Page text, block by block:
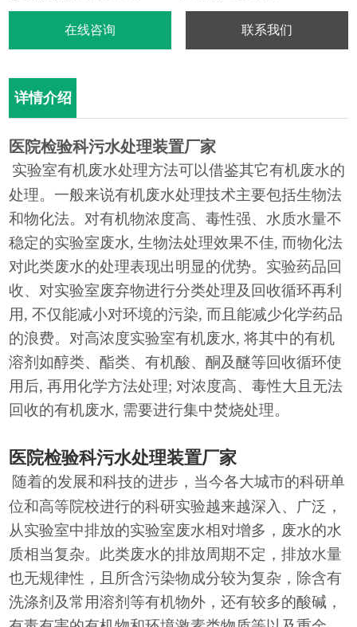
在线咨询 联系我们
详情介绍
医院检验科污水处理装置厂家
实验室有机废水处理方法可以借鉴其它有机废水的
处理。一般来说有机废水处理技术主要包括生物法
和物化法。对有机物浓度高、毒性强、水质水量不
稳定的实验室废水, 生物法处理效果不佳, 而物化法
对此类废水的处理表现出明显的优势。实验药品回
收、对实验室废弃物进行分类处理及回收循环再利
用, 不仅能减小对环境的污染, 而且能减少化学药品
的浪费。对高浓度实验室有机废水, 将其中的有机
溶剂如醇类、酯类、有机酸、酮及醚等回收循环使
用后, 再用化学方法处理; 对浓度高、毒性大且无法
回收的有机废水, 需要进行集中焚烧处理。
医院检验科污水处理装置厂家
随着的发展和科技的进步，当今各大城市的科研单
位和高等院校进行的科研实验越来越深入、广泛，
从实验室中排放的实验室废水相对增多，废水的水
质相当复杂。此类废水的排放周期不定，排放水量
也无规律性，且所含污染物成分较为复杂，除含有
洗涤剂及常用溶剂等有机物外，还有较多的酸碱，